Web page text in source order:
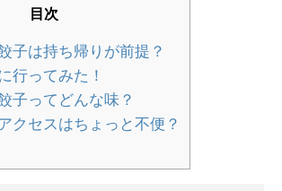
目次
子は持ち帰りが前提？
行ってみた！
子ってどんな味？
クセスはちょっと不便？